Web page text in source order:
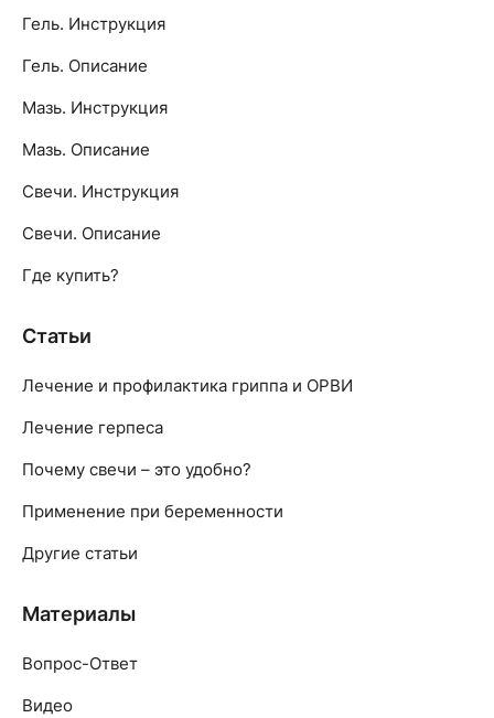
Гель. Инструкция
Гель. Описание
Мазь. Инструкция
Мазь. Описание
Свечи. Инструкция
Свечи. Описание
Где купить?
Статьи
Лечение и профилактика гриппа и ОРВИ
Лечение герпеса
Почему свечи – это удобно?
Применение при беременности
Другие статьи
Материалы
Вопрос-Ответ
Видео